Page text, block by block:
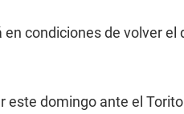
condiciones de volver el
domingo ante el